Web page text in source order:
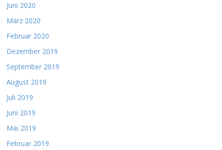
Juni 2020
März 2020
Februar 2020
Dezember 2019
September 2019
August 2019
Juli 2019
Juni 2019
Mai 2019
Februar 2019